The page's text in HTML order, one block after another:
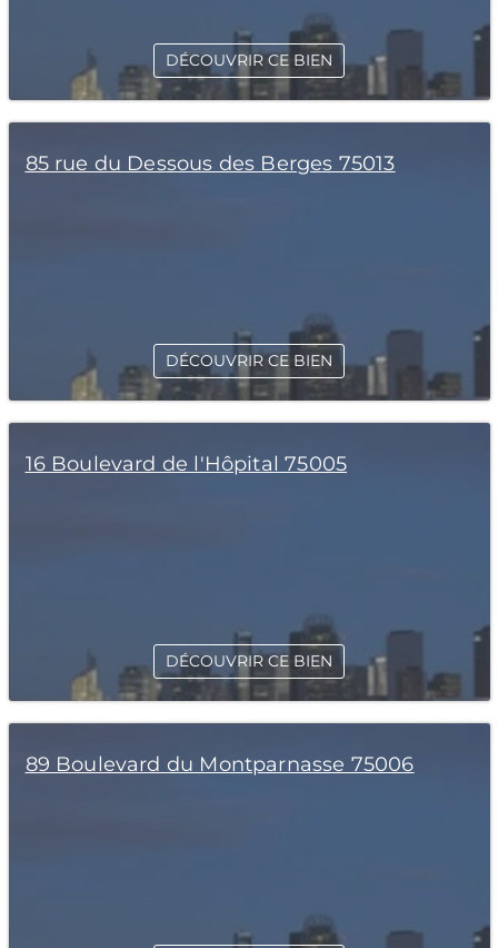
DÉCOUVRIR CE BIEN
85 rue du Dessous des Berges 75013
DÉCOUVRIR CE BIEN
16 Boulevard de l'Hôpital 75005
DÉCOUVRIR CE BIEN
89 Boulevard du Montparnasse 75006